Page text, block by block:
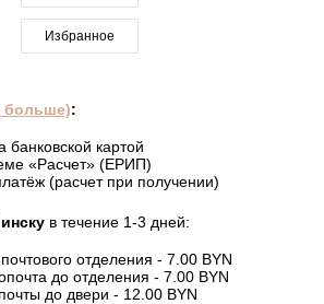
Избранное
больше):
банковской картой
«Расчет» (ЕРИП)
(расчет при получении)
в течение 1-3 дней:
отделения - 7.00 BYN
до отделения - 7.00 BYN
до двери - 12.00 BYN